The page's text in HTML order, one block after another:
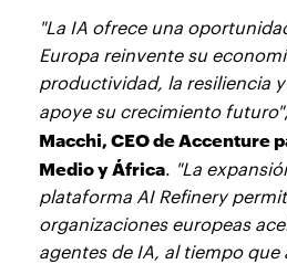
"La IA ofrece una
Europa reinvente su
productividad, la resiliencia
apoye su crecimiento futuro"
Macchi, CEO de Accenture
Medio y África. "La
plataforma AI Refinery
organizaciones europeas
agentes de IA, al tiempo que